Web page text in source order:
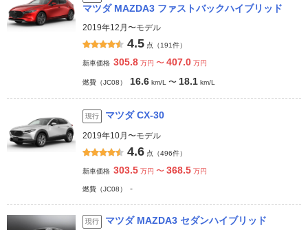
マツダ MAZDA3 ファストバックハイブリッド
2019年12月〜モデル
4.5 点（191件）
新車価格 305.8 万円 〜 407.0 万円
燃費（JC08） 16.6 km/L 〜 18.1 km/L
現行 マツダ CX-30
2019年10月〜モデル
4.6 点（496件）
新車価格 303.5 万円 〜 368.5 万円
燃費（JC08） -
現行 マツダ MAZDA3 セダンハイブリッド